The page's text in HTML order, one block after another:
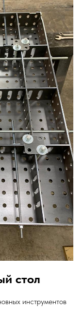
стол
инструментов